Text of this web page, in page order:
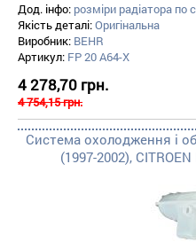
Дод. інфо: розміри радіатора по
Якість деталі:Оригінальна
Виробник: BEHR
Артикул: FP 20 A64-X
4 278,70 грн.
4 754,15 грн.
Система охолодження і
(1997-2002),